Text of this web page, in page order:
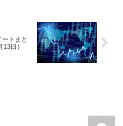
トまと
日）